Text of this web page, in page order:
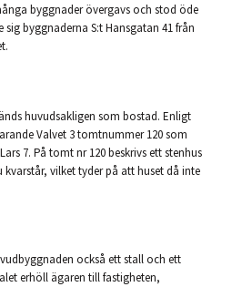
byggnader övergavs och stod öde
byggnaderna S:t Hansgatan 41 från
huvudsakligen som bostad. Enligt
Valvet 3 tomtnummer 120 som
7. På tomt nr 120 beskrivs ett stenhus
vilket tyder på att huset då inte
också ett stall och ett
erhöll ägaren till fastigheten,